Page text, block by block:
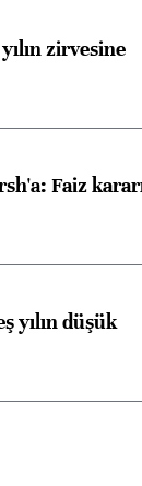
zirvesine
Faiz
yılın düşük